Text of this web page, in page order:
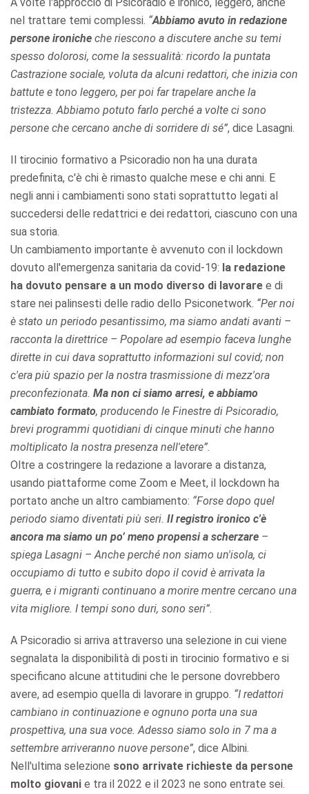
nel trattare temi complessi. “Abbiamo avuto in redazione
persone ironiche che riescono a discutere anche su temi
spesso dolorosi, come la sessualità: ricordo la puntata
Castrazione sociale, voluta da alcuni redattori, che inizia con
battute e tono leggero, per poi far trapelare anche la
tristezza. Abbiamo potuto farlo perché a volte ci sono
persone che cercano anche di sorridere di sé”, dice Lasagni.
Il tirocinio formativo a Psicoradio non ha una durata
predefinita, c'è chi è rimasto qualche mese e chi anni. E
negli anni i cambiamenti sono stati soprattutto legati al
succedersi delle redattrici e dei redattori, ciascuno con una
sua storia.
Un cambiamento importante è avvenuto con il lockdown
dovuto all'emergenza sanitaria da covid-19: la redazione
ha dovuto pensare a un modo diverso di lavorare e di
stare nei palinsesti delle radio dello Psiconetwork. “Per noi
è stato un periodo pesantissimo, ma siamo andati avanti –
racconta la direttrice – Popolare ad esempio faceva lunghe
dirette in cui dava soprattutto informazioni sul covid; non
c'era più spazio per la nostra trasmissione di mezz'ora
preconfezionata. Ma non ci siamo arresi, e abbiamo
cambiato formato, producendo le Finestre di Psicoradio,
brevi programmi quotidiani di cinque minuti che hanno
moltiplicato la nostra presenza nell'etere”.
Oltre a costringere la redazione a lavorare a distanza,
usando piattaforme come Zoom e Meet, il lockdown ha
portato anche un altro cambiamento: “Forse dopo quel
periodo siamo diventati più seri. Il registro ironico c'è
ancora ma siamo un po’ meno propensi a scherzare –
spiega Lasagni – Anche perché non siamo un'isola, ci
occupiamo di tutto e subito dopo il covid è arrivata la
guerra, e i migranti continuano a morire mentre cercano una
vita migliore. I tempi sono duri, sono seri”.
A Psicoradio si arriva attraverso una selezione in cui viene
segnalata la disponibilità di posti in tirocinio formativo e si
specificano alcune attitudini che le persone dovrebbero
avere, ad esempio quella di lavorare in gruppo. “I redattori
cambiano in continuazione e ognuno porta una sua
prospettiva, una sua voce. Adesso siamo solo in 7 ma a
settembre arriveranno nuove persone”, dice Albini.
Nell'ultima selezione sono arrivate richieste da persone
molto giovani e tra il 2022 e il 2023 ne sono entrate sei.